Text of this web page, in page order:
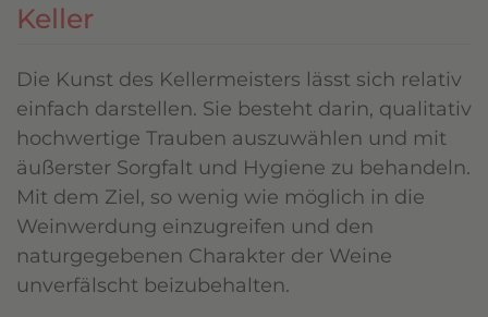
Keller
Die Kunst des Kellermeisters lässt sich relativ
einfach darstellen. Sie besteht darin, qualitativ
hochwertige Trauben auszuwählen und mit
äußerster Sorgfalt und Hygiene zu behandeln.
Mit dem Ziel, so wenig wie möglich in die
Weinwerdung einzugreifen und den
naturgegebenen Charakter der Weine
unverfälscht beizubehalten.